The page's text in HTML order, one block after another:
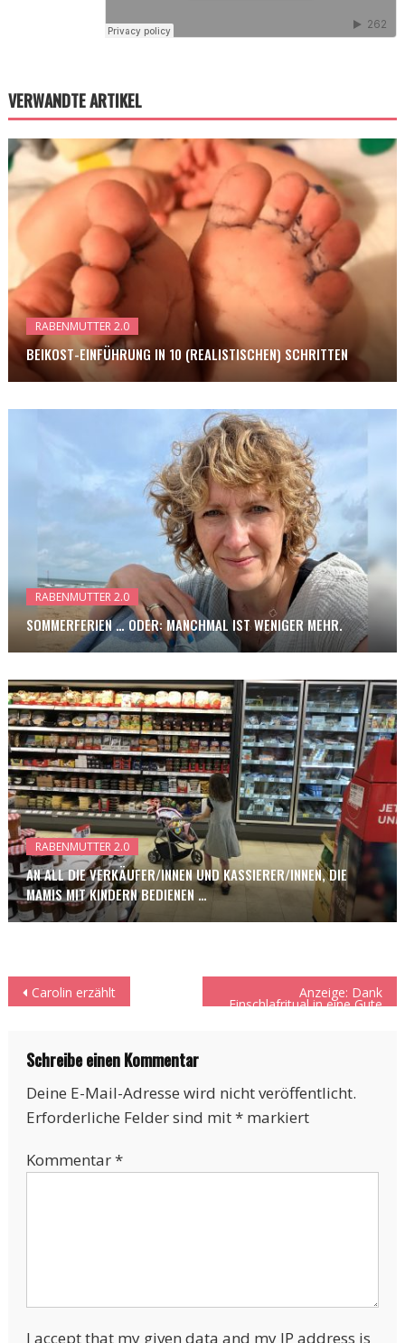
VERWANDTE ARTIKEL
RABENMUTTER 2.0
BEIKOST-EINFÜHRUNG IN 10 (REALISTISCHEN) SCHRITTEN
RABENMUTTER 2.0
SOMMERFERIEN … ODER: MANCHMAL IST WENIGER MEHR.
RABENMUTTER 2.0
AN ALL DIE VERKÄUFER/INNEN UND KASSIERER/INNEN, DIE
MAMIS MIT KINDERN BEDIENEN …
Beitragsnavigation
Carolin erzählt Anzeige: Dank
Einschlafritual in eine Gute
Schreibe einen Kommentar
Deine E-Mail-Adresse wird nicht veröffentlicht.
Erforderliche Felder sind mit*markiert
Kommentar*
I accept that my given data and my IP address is